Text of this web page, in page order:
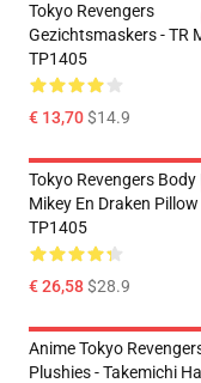
Tokyo Revengers
Gezichtsmaskers - TR
TP1405
€ 13,70$14.9
Tokyo Revengers Body
Mikey En Draken Pillow
TP1405
€ 26,58$28.9
Anime Tokyo
Plushies - Takemichi